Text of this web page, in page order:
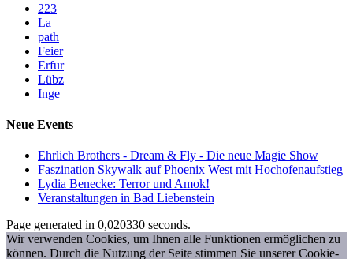
223
La
path
Feier
Erfur
Lübz
Inge
Neue Events
Ehrlich Brothers - Dream & Fly - Die neue Magie Show
Faszination Skywalk auf Phoenix West mit Hochofenaufstieg
Lydia Benecke: Terror und Amok!
Veranstaltungen in Bad Liebenstein
Page generated in 0,020330 seconds.
Wir verwenden Cookies, um Ihnen alle Funktionen ermöglichen zu
können. Durch die Nutzung der Seite stimmen Sie unserer Cookie-